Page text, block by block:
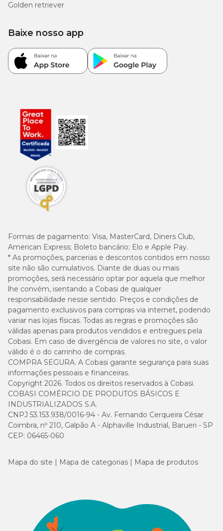
Golden retriever
Formas de pagamento: Visa, MasterCard, Diners Club,
American Express; Boleto bancário; Elo e Apple Pay.
* As promoções, parcerias e descontos contidos em nosso
site não são cumulativos. Diante de duas ou mais
promoções, será necessário optar por aquela que melhor
lhe convém, isentando a Cobasi de qualquer
responsabilidade nesse sentido. Preços e condições de
pagamento exclusivos para compras via internet, podendo
variar nas lojas físicas. Todas as regras e promoções são
válidas apenas para produtos vendidos e entregues pela
Cobasi. Em caso de divergência de valores no site, o valor
válido é o do carrinho de compras.
COMPRA SEGURA. A Cobasi garante segurança para suas
informações pessoais e financeiras.
Copyright 2026. Todos os direitos reservados à Cobasi.
COBASI COMÉRCIO DE PRODUTOS BÁSICOS E
INDUSTRIALIZADOS S.A.
CNPJ 53.153.938/0016-94 - Av. Fernando Cerqueira César
Coimbra, nº 210, Galpão A - Alphaville Industrial, Barueri - SP
CEP: 06465-060
Baixe nosso app
Mapa do site Mapa de categorias Mapa de produtos